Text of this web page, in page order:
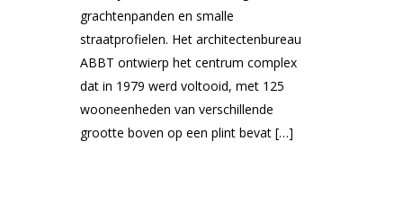
grachtenpanden en smalle
straatprofielen. Het architectenbureau
ABBT ontwierp het centrum complex
dat in 1979 werd voltooid, met 125
wooneenheden van verschillende
grootte boven op een plint bevat […]